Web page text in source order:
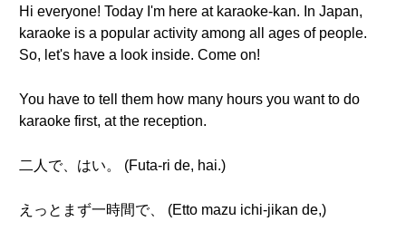
Hi everyone! Today I'm here at karaoke-kan. In Japan,
karaoke is a popular activity among all ages of people.
So, let's have a look inside. Come on!
You have to tell them how many hours you want to do
karaoke first, at the reception.
二人で、はい。 (Futa-ri de, hai.)
えっとまず一時間で、 (Etto mazu ichi-jikan de,)